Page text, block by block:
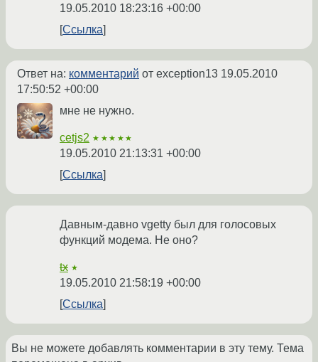
19.05.2010 18:23:16 +00:00
Ссылка
Ответ на: комментарий от exception13 19.05.2010
17:50:52 +00:00
мне не нужно.
cetjs2 ★★★★★
19.05.2010 21:13:31 +00:00
Ссылка
Давным-давно vgetty был для голосовых
функций модема. Не оно?
tx ★
19.05.2010 21:58:19 +00:00
Ссылка
Вы не можете добавлять комментарии в эту тему. Тема